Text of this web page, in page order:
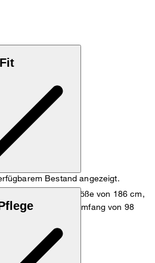
Bestand angezeigt.
bei einer Körpergröße von 186 cm,
cm und einem Hüftumfang von 98